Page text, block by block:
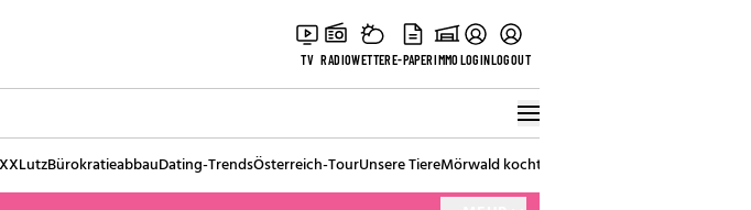
TV RADIOWETTERE-PAPERIMMOLOGINLOGOUT
BürokratieabbauDating-TrendsÖsterreich-TourUnsere TiereMörwald kocht